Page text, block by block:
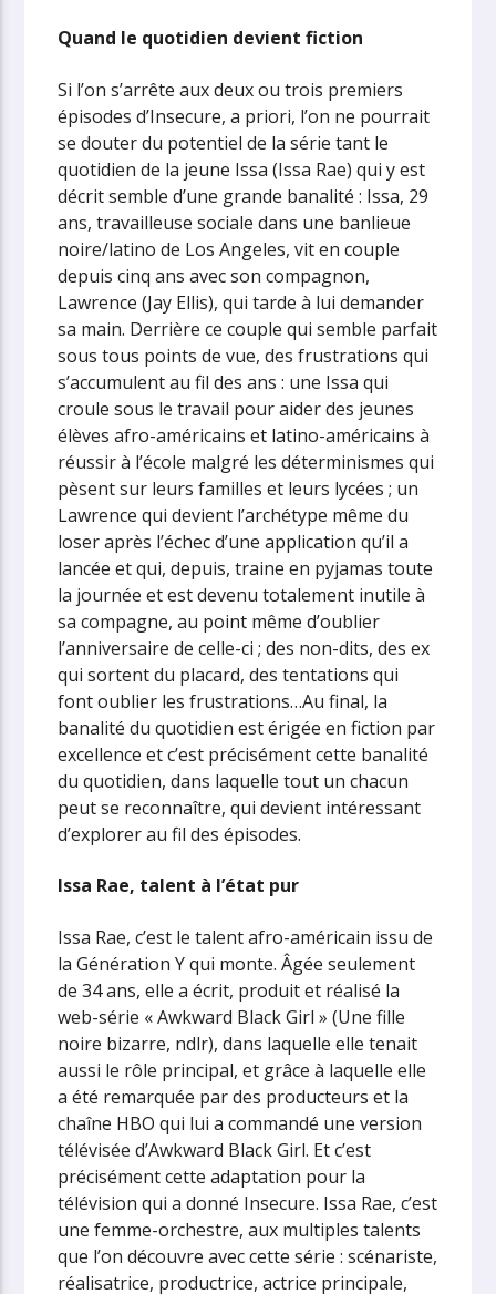
Quand le quotidien devient fiction
Si l’on s’arrête aux deux ou trois premiers
épisodes d’Insecure, a priori, l’on ne pourrait
se douter du potentiel de la série tant le
quotidien de la jeune Issa (Issa Rae) qui y est
décrit semble d’une grande banalité : Issa, 29
ans, travailleuse sociale dans une banlieue
noire/latino de Los Angeles, vit en couple
depuis cinq ans avec son compagnon,
Lawrence (Jay Ellis), qui tarde à lui demander
sa main. Derrière ce couple qui semble parfait
sous tous points de vue, des frustrations qui
s’accumulent au fil des ans : une Issa qui
croule sous le travail pour aider des jeunes
élèves afro-américains et latino-américains à
réussir à l’école malgré les déterminismes qui
pèsent sur leurs familles et leurs lycées ; un
Lawrence qui devient l’archétype même du
loser après l’échec d’une application qu’il a
lancée et qui, depuis, traine en pyjamas toute
la journée et est devenu totalement inutile à
sa compagne, au point même d’oublier
l’anniversaire de celle-ci ; des non-dits, des ex
qui sortent du placard, des tentations qui
font oublier les frustrations…Au final, la
banalité du quotidien est érigée en fiction par
excellence et c’est précisément cette banalité
du quotidien, dans laquelle tout un chacun
peut se reconnaître, qui devient intéressant
d’explorer au fil des épisodes.
Issa Rae, talent à l’état pur
Issa Rae, c’est le talent afro-américain issu de
la Génération Y qui monte. Âgée seulement
de 34 ans, elle a écrit, produit et réalisé la
web-série « Awkward Black Girl » (Une fille
noire bizarre, ndlr), dans laquelle elle tenait
aussi le rôle principal, et grâce à laquelle elle
a été remarquée par des producteurs et la
chaîne HBO qui lui a commandé une version
télévisée d’Awkward Black Girl. Et c’est
précisément cette adaptation pour la
télévision qui a donné Insecure. Issa Rae, c’est
une femme-orchestre, aux multiples talents
que l’on découvre avec cette série : scénariste,
réalisatrice, productrice, actrice principale,